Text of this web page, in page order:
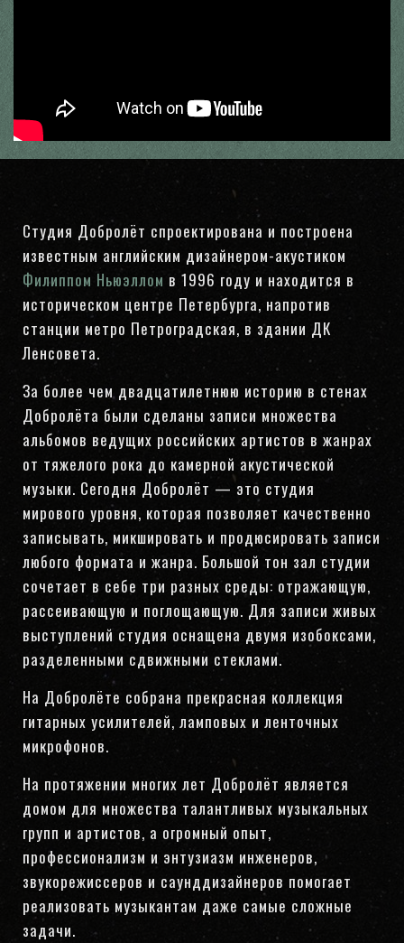
Студия Добролёт спроектирована и построена
известным английским дизайнером-акустиком
Филиппом Ньюэллом в 1996 году и находится в
историческом центре Петербурга, напротив
станции метро Петроградская, в здании ДК
Ленсовета.
За более чем двадцатилетнюю историю в стенах
Добролёта были сделаны записи множества
альбомов ведущих российских артистов в жанрах
от тяжелого рока до камерной акустической
музыки. Сегодня Добролёт — это студия
мирового уровня, которая позволяет качественно
записывать, микшировать и продюсировать записи
любого формата и жанра. Большой тон зал студии
сочетает в себе три разных среды: отражающую,
рассеивающую и поглощающую. Для записи живых
выступлений студия оснащена двумя изобоксами,
разделенными сдвижными стеклами.
На Добролёте собрана прекрасная коллекция
гитарных усилителей, ламповых и ленточных
микрофонов.
На протяжении многих лет Добролёт является
домом для множества талантливых музыкальных
групп и артистов, а огромный опыт,
профессионализм и энтузиазм инженеров,
звукорежиссеров и саунддизайнеров помогает
реализовать музыкантам даже самые сложные
задачи.